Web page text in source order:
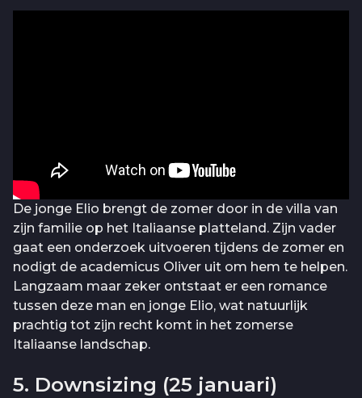
De jonge Elio brengt de zomer door in de villa van
zijn familie op het Italiaanse platteland. Zijn vader
gaat een onderzoek uitvoeren tijdens de zomer en
nodigt de academicus Oliver uit om hem te helpen.
Langzaam maar zeker ontstaat er een romance
tussen deze man en jonge Elio, wat natuurlijk
prachtig tot zijn recht komt in het zomerse
Italiaanse landschap.
5. Downsizing (25 januari)